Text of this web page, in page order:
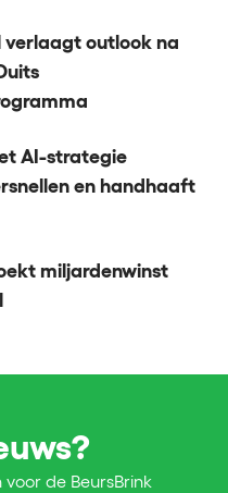
verlaagt outlook na
AI-strategie
en handhaaft
miljardenwinst
de BeursBrink